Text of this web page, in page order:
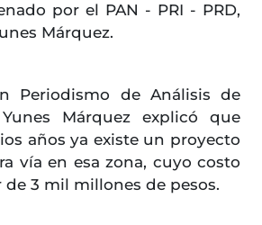
por el PAN - PRI - PRD,
Márquez.
Periodismo de Análisis de
Márquez explicó que
años ya existe un proyecto
vía en esa zona, cuyo costo
de 3 mil millones de pesos.